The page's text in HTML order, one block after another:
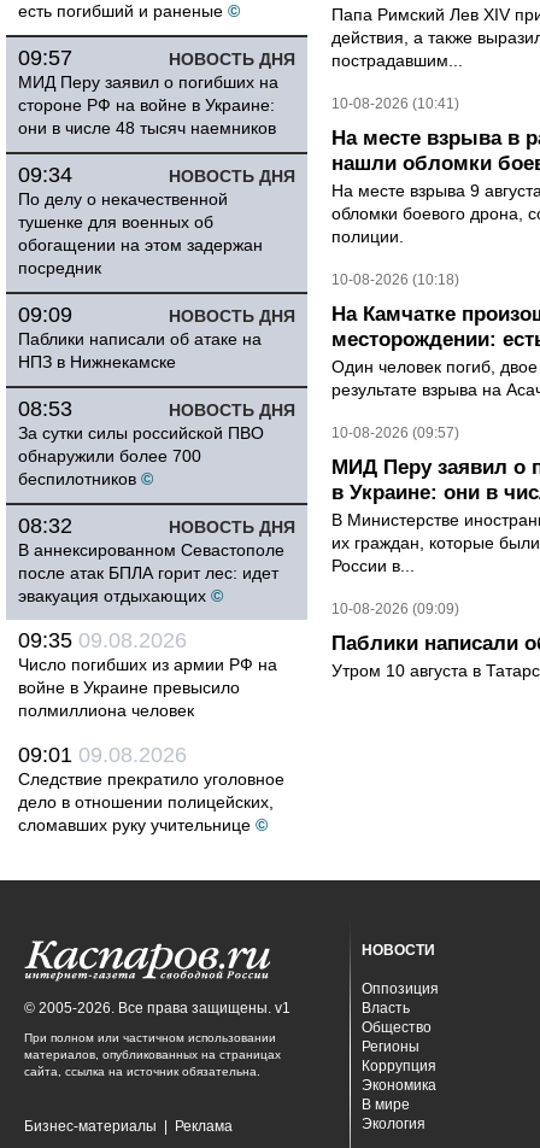
есть погибший и раненые ©
НОВОСТЬ ДНЯ
09:57
МИД Перу заявил о погибших на
стороне РФ на войне в Украине:
они в числе 48 тысяч наемников
НОВОСТЬ ДНЯ
09:34
По делу о некачественной
тушенке для военных об
обогащении на этом задержан
посредник
НОВОСТЬ ДНЯ
09:09
Паблики написали об атаке на
НПЗ в Нижнекамске
НОВОСТЬ ДНЯ
08:53
За сутки силы российской ПВО
обнаружили более 700
беспилотников ©
НОВОСТЬ ДНЯ
08:32
В аннексированном Севастополе
после атак БПЛА горит лес: идет
эвакуация отдыхающих ©
09:35 09.08.2026
Число погибших из армии РФ на
войне в Украине превысило
полмиллиона человек
09:01 09.08.2026
Следствие прекратило уголовное
дело в отношении полицейских,
сломавших руку учительнице ©
Папа Римский Лев XIV
действия, а также
пострадавшим...
10-08-2026 (10:41)
На месте взрыва в
нашли обломки
На месте взрыва 9
обломки боевого дрона,
полиции.
10-08-2026 (10:18)
На Камчатке
месторождении:
Один человек погиб,
результате взрыва на
10-08-2026 (09:57)
МИД Перу заявил о
в Украине: они в
В Министерстве
их граждан, которые
России в...
10-08-2026 (09:09)
Паблики написали
Утром 10 августа в
© 2005-2026. Все права защищены. v1
При полном или частичном использовании
материалов, опубликованных на страницах
сайта, ссылка на источник обязательна.
Бизнес-материалы Реклама
НОВОСТИ
Оппозиция
Власть
Общество
Регионы
Коррупция
Экономика
В мире
Экология